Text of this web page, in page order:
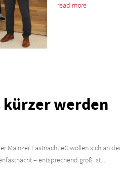
read more
kürzer werden
Mainzer Fastnacht eG wollen sich an
– entsprechend groß ist...